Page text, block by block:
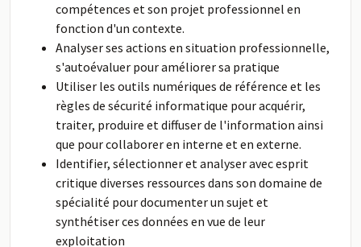
compétences et son projet professionnel en
fonction d'un contexte.
Analyser ses actions en situation professionnelle,
s'autoévaluer pour améliorer sa pratique
Utiliser les outils numériques de référence et les
règles de sécurité informatique pour acquérir,
traiter, produire et diffuser de l'information ainsi
que pour collaborer en interne et en externe.
Identifier, sélectionner et analyser avec esprit
critique diverses ressources dans son domaine de
spécialité pour documenter un sujet et
synthétiser ces données en vue de leur
exploitation